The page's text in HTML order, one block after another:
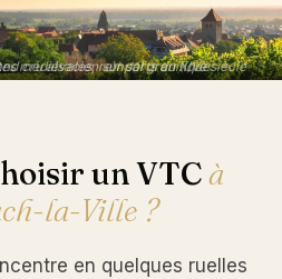
et vignobles du Frankstein, grand cru alsacien sur sol granitique
un VTCà
la-Ville ?
en quelques ruelles